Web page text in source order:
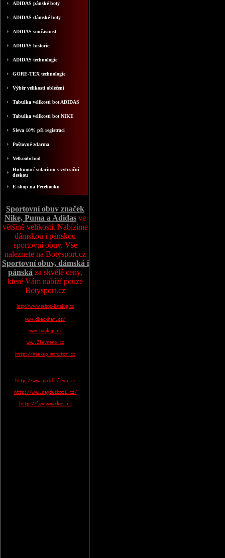
ADIDAS pánské boty
ADIDAS dámské boty
ADIDAS současnost
ADIDAS historie
ADIDAS technologie
GORE-TEX technologie
Výběr velikosti oblečení
Tabulka velikosti bot ADIDAS
Tabulka velikosti bot NIKE
Sleva 10% při registraci
Poštovné zdarma
Velkoobchod
Hubnoucí solarium s vybrační
deskou
E-shop na Fecebooku
Sportovní obuv značek
Nike, Puma a Adidas ve
většině velikostí. Nabízíme
dámskou i pánskou
sportovní obuv. Vše
naleznete na Botysport.cz
Sportovní obuv, dámská i
pánská za skvělé ceny,
které Vám nabízí pouze
Botysport.cz
http://www.eshop-katalog.cz
www.dbeckham.cz/
www.naakup.cz
www.Zlevneno.cz
http://naakup.monitor.cz
http://www.najdislevu.cz
http://www.najduzbozi.cz/
http://levnymarket.cz